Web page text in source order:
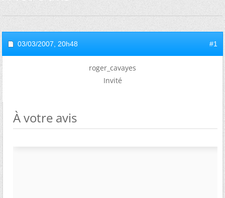
03/03/2007, 20h48 #1
roger_cavayes
Invité
À votre avis